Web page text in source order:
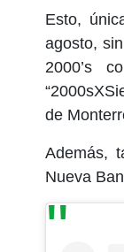
Esto,
agosto,
2000’s
de
Además,
Nueva